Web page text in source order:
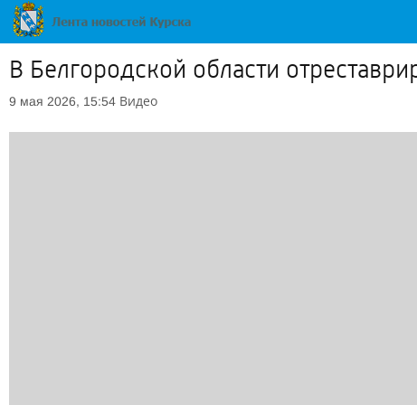
В Белгородской области
9 мая 2026, 15:54 Видео